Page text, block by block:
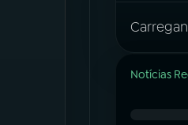
Notícias